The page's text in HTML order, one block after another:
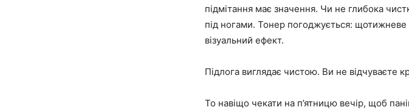
підмітання має значення. Чи не глибока
під ногами. Тонер погоджується:
візуальний ефект.
Підлога виглядає чистою. Ви не відчуваєте
То навіщо чекати на п’ятницю вечір, щоб